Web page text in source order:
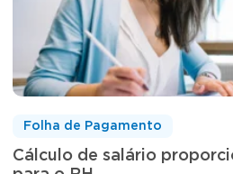
Cálculo de salário
Folha de Pagamento